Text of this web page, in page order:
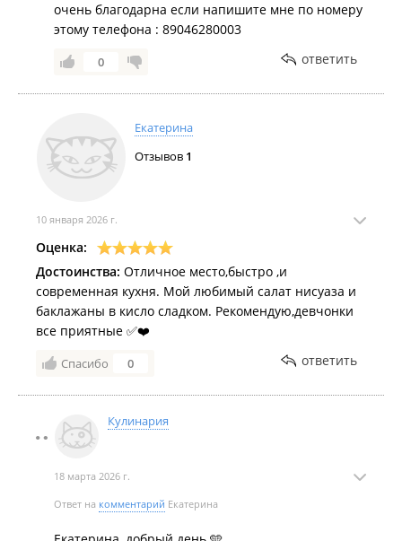
очень благодарна если напишите мне по номеру
этому телефона : 89046280003
0 ответить
Екатерина
Отзывов 1
10 января 2026 г.
Оценка:
Достоинства: Отличное место,быстро ,и
современная кухня. Мой любимый салат нисуаза и
баклажаны в кисло сладком. Рекомендую,девчонки
все приятные ✅❤️
Спасибо 0 ответить
Кулинария
18 марта 2026 г.
Ответ на комментарий Екатерина